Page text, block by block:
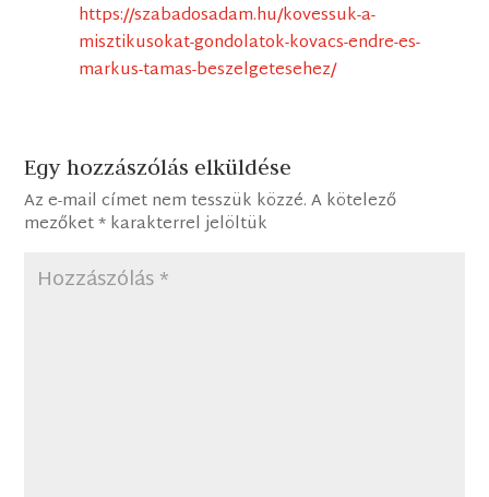
https://szabadosadam.hu/kovessuk-a-
misztikusokat-gondolatok-kovacs-endre-es-
markus-tamas-beszelgetesehez/
Egy hozzászólás elküldése
Az e-mail címet nem tesszük közzé. A kötelező
mezőket*karakterrel jelöltük